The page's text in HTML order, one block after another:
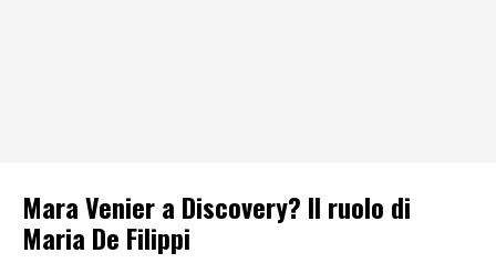
Mara Venier a Discovery? Il ruolo di
Maria De Filippi